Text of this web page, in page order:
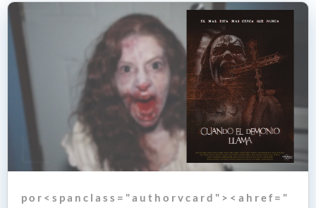
p o r < s p a n c l a s s = " a u t h o r v c a r d " > < a h r e f = "